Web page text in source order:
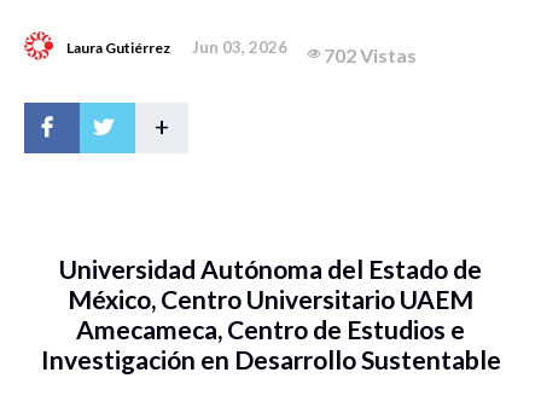
Laura Gutiérrez Jun 03, 2026 702 Vistas
+
Universidad Autónoma del Estado de
México, Centro Universitario UAEM
Amecameca, Centro de Estudios e
Investigación en Desarrollo Sustentable